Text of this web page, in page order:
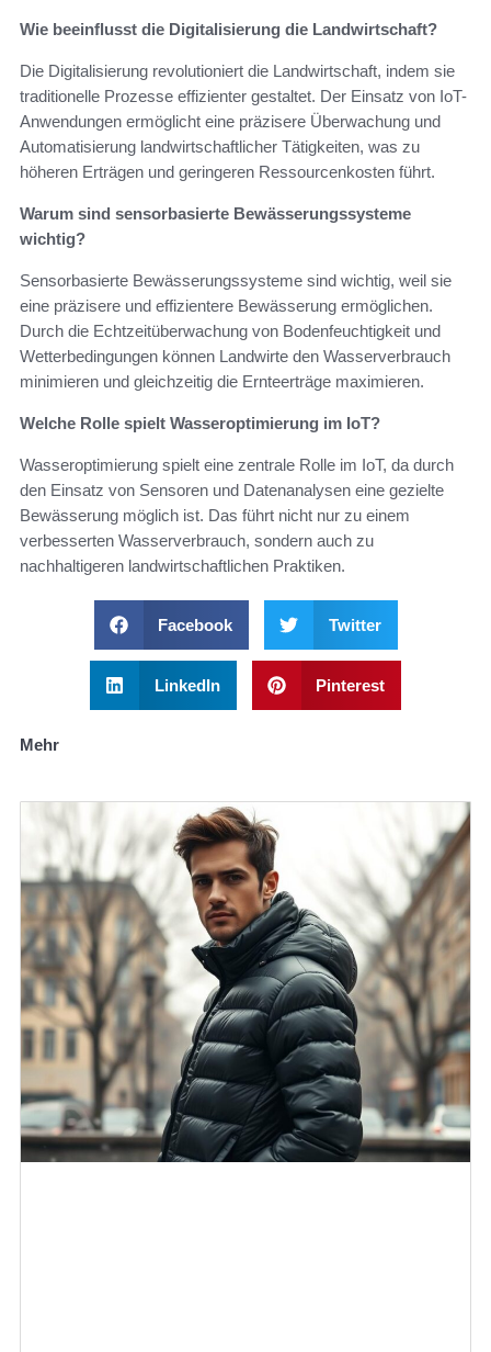
Wie beeinflusst die Digitalisierung die Landwirtschaft?
Die Digitalisierung revolutioniert die Landwirtschaft, indem sie
traditionelle Prozesse effizienter gestaltet. Der Einsatz von IoT-
Anwendungen ermöglicht eine präzisere Überwachung und
Automatisierung landwirtschaftlicher Tätigkeiten, was zu
höheren Erträgen und geringeren Ressourcenkosten führt.
Warum sind sensorbasierte Bewässerungssysteme
wichtig?
Sensorbasierte Bewässerungssysteme sind wichtig, weil sie
eine präzisere und effizientere Bewässerung ermöglichen.
Durch die Echtzeitüberwachung von Bodenfeuchtigkeit und
Wetterbedingungen können Landwirte den Wasserverbrauch
minimieren und gleichzeitig die Ernteerträge maximieren.
Welche Rolle spielt Wasseroptimierung im IoT?
Wasseroptimierung spielt eine zentrale Rolle im IoT, da durch
den Einsatz von Sensoren und Datenanalysen eine gezielte
Bewässerung möglich ist. Das führt nicht nur zu einem
verbesserten Wasserverbrauch, sondern auch zu
nachhaltigeren landwirtschaftlichen Praktiken.
Facebook Twitter
LinkedIn Pinterest
Mehr